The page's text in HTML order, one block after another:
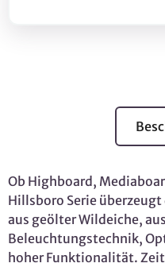
Ob Highboard,
Hillsboro Serie
aus geölter Wildeiche,
Beleuchtungstechnik,
hoher Funktionalität.